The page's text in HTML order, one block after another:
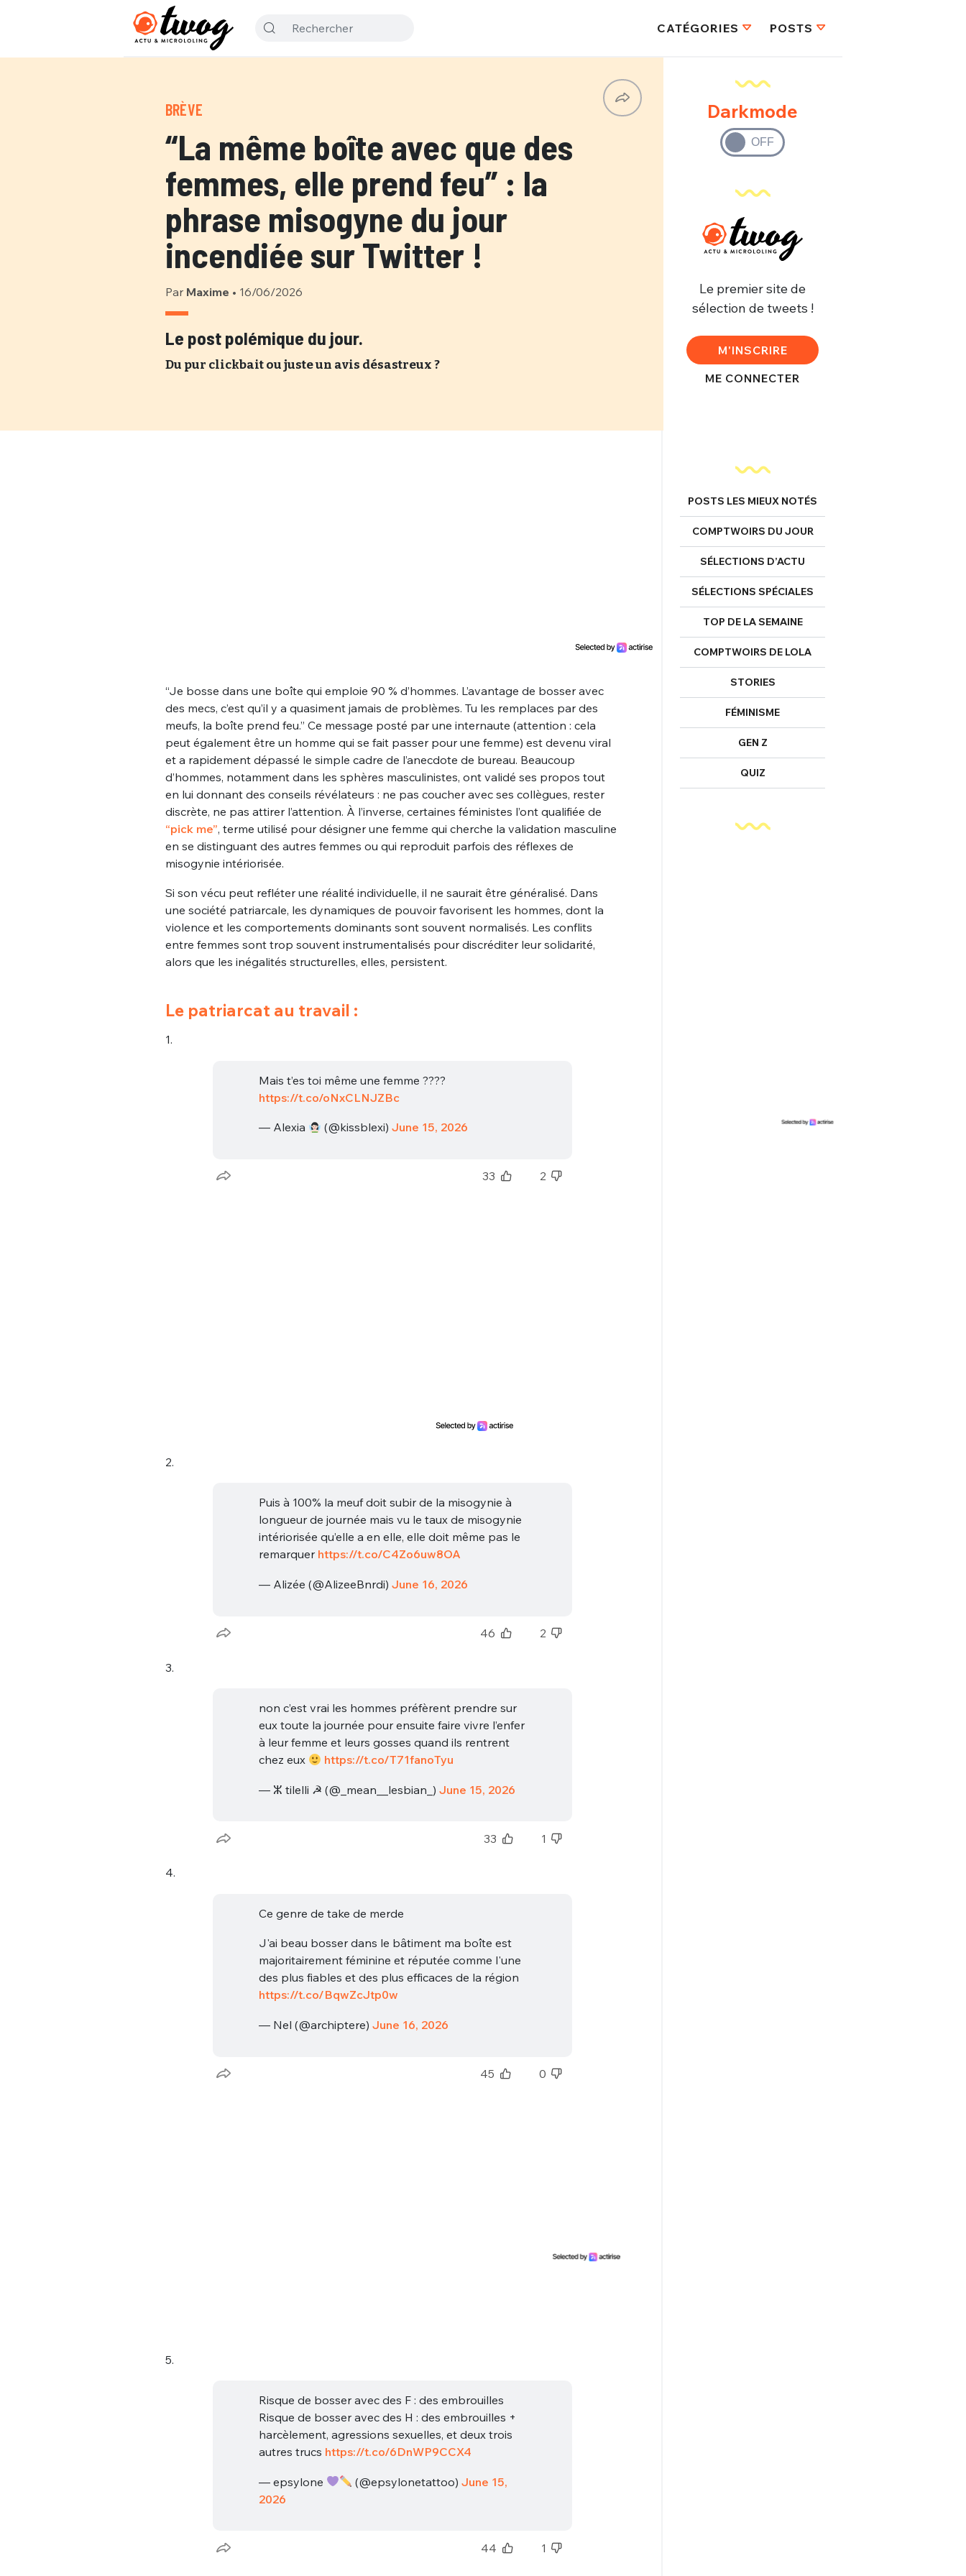
CATÉGORIES POSTS
BRÈVE
“La même boîte avec que des
femmes, elle prend feu” : la
phrase misogyne du jour
incendiée sur Twitter !
Par Maxime • 16/06/2026
Le post polémique du jour.
Du pur clickbait ou juste un avis désastreux ?
“Je bosse dans une boîte qui emploie 90 % d’hommes. L’avantage de bosser avec
des mecs, c’est qu’il y a quasiment jamais de problèmes. Tu les remplaces par des
meufs, la boîte prend feu.” Ce message posté par une internaute (attention : cela
peut également être un homme qui se fait passer pour une femme) est devenu viral
et a rapidement dépassé le simple cadre de l’anecdote de bureau. Beaucoup
d’hommes, notamment dans les sphères masculinistes, ont validé ses propos tout
en lui donnant des conseils révélateurs : ne pas coucher avec ses collègues, rester
discrète, ne pas attirer l’attention. À l’inverse, certaines féministes l’ont qualifiée de
“pick me”, terme utilisé pour désigner une femme qui cherche la validation masculine
en se distinguant des autres femmes ou qui reproduit parfois des réflexes de
misogynie intériorisée.
Si son vécu peut refléter une réalité individuelle, il ne saurait être généralisé. Dans
une société patriarcale, les dynamiques de pouvoir favorisent les hommes, dont la
violence et les comportements dominants sont souvent normalisés. Les conflits
entre femmes sont trop souvent instrumentalisés pour discréditer leur solidarité,
alors que les inégalités structurelles, elles, persistent.
Le patriarcat au travail :
1.
Mais t’es toi même une femme ????
https://t.co/oNxCLNJZBc
— Alexia (@kissblexi)June 15, 2026
33 2
2.
Puis à 100% la meuf doit subir de la misogynie à
longueur de journée mais vu le taux de misogynie
intériorisée qu’elle a en elle, elle doit même pas le
remarquer https://t.co/C4Zo6uw8OA
— Alizée (@AlizeeBnrdi) June 16, 2026
46 2
3.
non c’est vrai les hommes préfèrent prendre sur
eux toute la journée pour ensuite faire vivre l’enfer
à leur femme et leurs gosses quand ils rentrent
chez eux
https://t.co/T71fanoTyu
— ⵣ tilelli ☭ (@_mean__lesbian_) June 15, 2026
33 1
4.
Ce genre de take de merde
J'ai beau bosser dans le bâtiment ma boîte est
majoritairement féminine et réputée comme l'une
des plus fiables et des plus efficaces de la région
https://t.co/BqwZcJtp0w
— Nel (@archiptere) June 16, 2026
45 0
5.
Risque de bosser avec des F : des embrouilles
Risque de bosser avec des H : des embrouilles +
harcèlement, agressions sexuelles, et deux trois
autres trucs https://t.co/6DnWP9CCX4
— epsylone (@epsylonetattoo)June 15,
2026
44 1
Darkmode
Le premier site de
sélection de tweets !
M'INSCRIRE
ME CONNECTER
POSTS LES MIEUX NOTÉS
COMPTWOIRS DU JOUR
SÉLECTIONS D’ACTU
SÉLECTIONS SPÉCIALES
TOP DE LA SEMAINE
COMPTWOIRS DE LOLA
STORIES
FÉMINISME
GEN Z
QUIZ
PASSWORD
VOTRE PARTICIPATION
Que souhaitez-vous proposer ?
Quelques
Ma propre
sélection
ME CONNECTER